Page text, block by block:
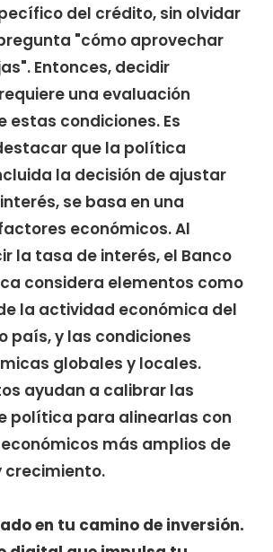
del crédito, sin olvidar
"cómo aprovechar
Entonces, decidir
una evaluación
estas condiciones. Es
que la política
la decisión de ajustar
se basa en una
económicos. Al
la tasa de interés, el Banco
considera elementos como
la actividad económica del
país, y las condiciones
globales y locales.
ayudan a calibrar las
política para alinearlas con
más amplios de
crecimiento.
en tu camino de inversión.